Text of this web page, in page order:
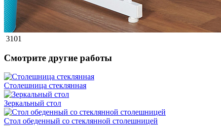
3101
Смотрите другие работы
Столешница стеклянная
Зеркальный стол
Стол обеденный со стеклянной столешницей